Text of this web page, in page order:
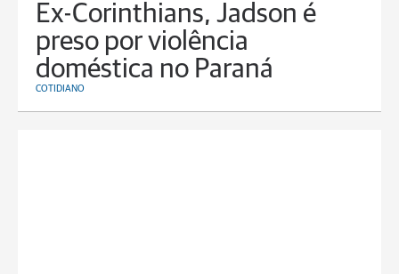
Ex-Corinthians, Jadson é
preso por violência
doméstica no Paraná
COTIDIANO